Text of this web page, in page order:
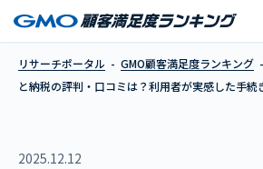
リサーチポータル GMO顧客満足度ランキング
と納税の評判・口コミは？利用者が実感した手続
2025.12.12